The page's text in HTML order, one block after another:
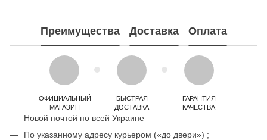
Преимущества Доставка Оплата
ОФИЦИАЛЬНЫЙ
МАГАЗИН
БЫСТРАЯ
ДОСТАВКА
ГАРАНТИЯ
КАЧЕСТВА
Новой почтой по всей Украине
По указанному адресу курьером («до двери») ;